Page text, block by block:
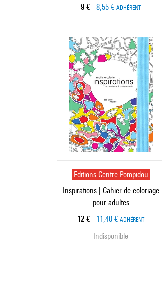
Prix ​​actuel
9 € 8,55 € ADHÉRENT
Editions Centre Pompidou
Inspirations | Cahier de coloriage
pour adultes
Prix ​​actuel
12 € 11,40 € ADHÉRENT
Indisponible